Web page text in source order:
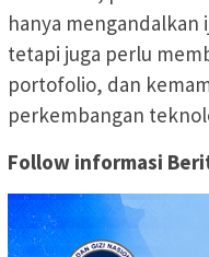
hanya mengandalkan
tetapi juga perlu
portofolio, dan
perkembangan
Follow informasi